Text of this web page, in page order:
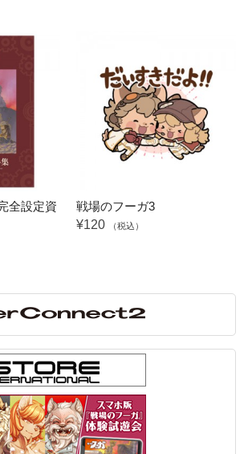
全設定資
戦場のフーガ3
¥120
（税込）